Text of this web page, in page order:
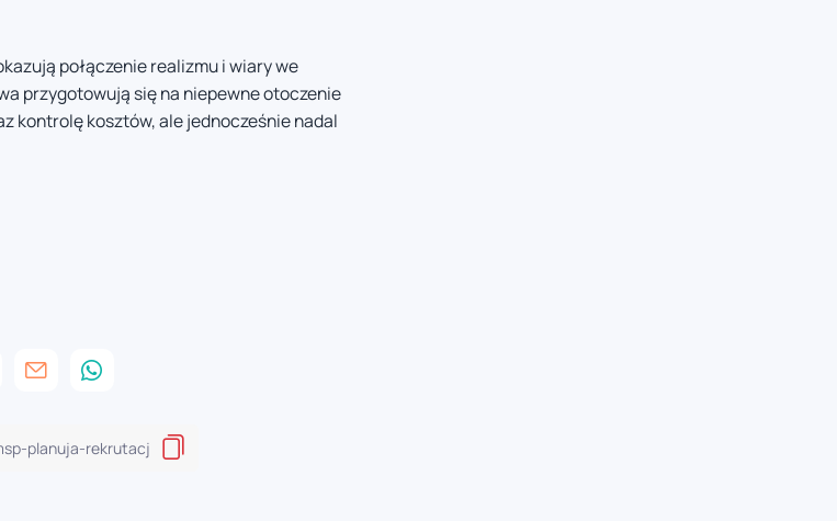
połączenie realizmu i wiary we
przygotowują się na niepewne otoczenie
kontrolę kosztów, ale jednocześnie nadal